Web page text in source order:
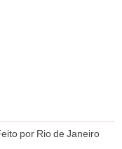
por Rio de Janeiro